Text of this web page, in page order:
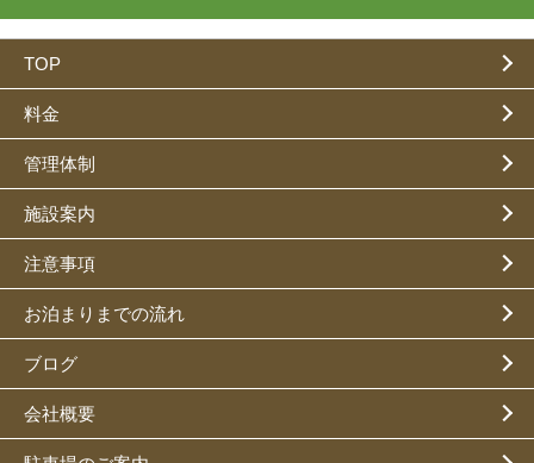
TOP
料金
管理体制
施設案内
注意事項
お泊まりまでの流れ
ブログ
会社概要